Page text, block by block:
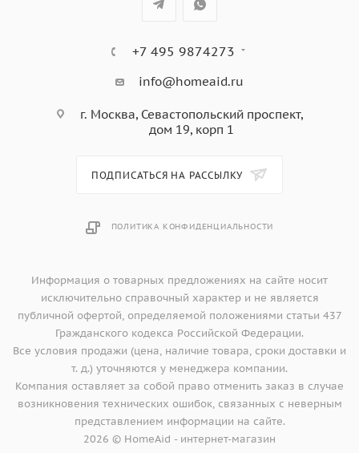
+7 495 9874273
info@homeaid.ru
г. Москва, Севастопольский проспект,
дом 19, корп 1
ПОДПИСАТЬСЯ НА РАССЫЛКУ
ПОЛИТИКА КОНФИДЕНЦИАЛЬНОСТИ
Информация о товарных предложениях на сайте носит
исключительно справочный характер и не является
публичной офертой, определяемой положениями статьи 437
Гражданского кодекса Российской Федерации.
Все условия продажи (цена, наличие товара, сроки доставки и
т. д.) уточняются у менеджера компании.
Компания оставляет за собой право отменить заказ в случае
возникновения технических ошибок, связанных с неверным
представлением информации на сайте.
2026 © HomeAid - интернет-магазин